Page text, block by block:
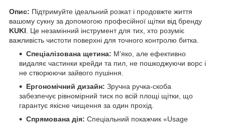
Опис: Підтримуйте ідеальний розкат і продовжте життя
вашому сукну за допомогою професійної щітки від бренду
KUKI. Це незамінний інструмент для тих, хто розуміє
важливість чистоти поверхні для точного контролю битка.
Спеціалізована щетина: М’яко, але ефективно
видаляє частинки крейди та пил, не пошкоджуючи ворс і
не створюючи зайвого пушіння.
Ергономічний дизайн: Зручна ручка-скоба
забезпечує рівномірний тиск по всій площі щітки, що
гарантує якісне чищення за один прохід.
Спрямована дія: Спеціальний покажчик «Usage